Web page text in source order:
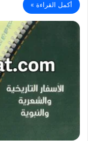
أكمل القراءة »